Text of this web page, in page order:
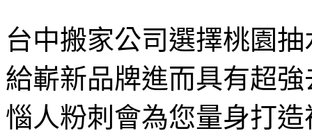
台中搬家公司選擇桃園
給嶄新品牌進而具有超強
惱人粉刺會為您量身打